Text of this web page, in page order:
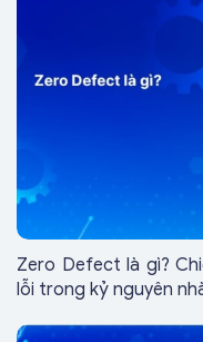
Zero Defect là gì?
lỗi trong kỷ nguyên